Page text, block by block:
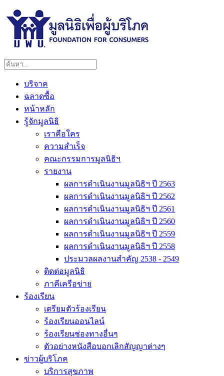
บริจาค
ฉลาดซื้อ
หน้าหลัก
รู้จักมูลนิธิ
เราคือใคร
ความสำเร็จ
คณะกรรมการมูลนิธิฯ
รายงาน
ผลการดำเนินงานมูลนิธิฯ ปี 2563
ผลการดำเนินงานมูลนิธิฯ ปี 2562
ผลการดำเนินงานมูลนิธิฯ ปี 2561
ผลการดำเนินงานมูลนิธิฯ ปี 2560
ผลการดำเนินงานมูลนิธิฯ ปี 2559
ผลการดำเนินงานมูลนิธิฯ ปี 2558
ประมวลผลงานสำคัญ 2538 - 2549
ติดต่อมูลนิธิ
ภาคีเครือข่าย
ร้องเรียน
เตรียมตัวร้องเรียน
ร้องเรียนออนไลน์
ร้องเรียนช่องทางอื่นๆ
ตัวอย่างหนังสือบอกเลิกสัญญาต่างๆ
ข่าวผู้บริโภค
บริการสุขภาพ